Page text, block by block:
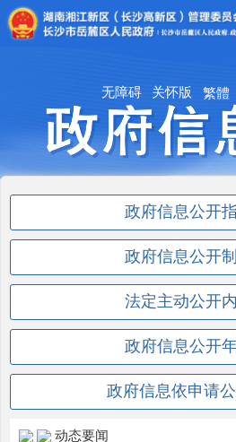
无障碍 关怀版 繁體
政府信息公开
政府信息公开
法定主动公开
政府信息公开
政府信息依申请
动态要闻